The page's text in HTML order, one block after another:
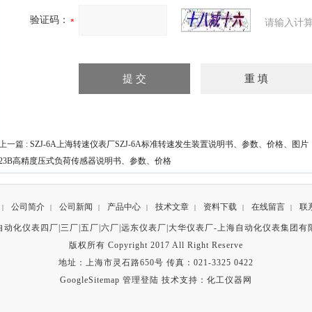
验证码： 请输入计
一篇 : SZJ-6A上海转速仪表厂SZJ-6A标准转速发生装置说明书、参数、价格、图片
高精度压式负荷传感器说明书、参数、价格
| 公司简介 | 公司新闻 | 产品中心 | 技术文章 | 资料下载 | 在线留言 | 联
动化仪表四厂|三厂|五厂|六厂|远东仪表厂|大华仪表厂-上海自动化仪表集团有
版权所有 Copyright 2017 All Right Reserve
地址：上海市灵石路650号 传真：021-3325 0422
GoogleSitemap 管理登陆 技术支持： 化工仪器网